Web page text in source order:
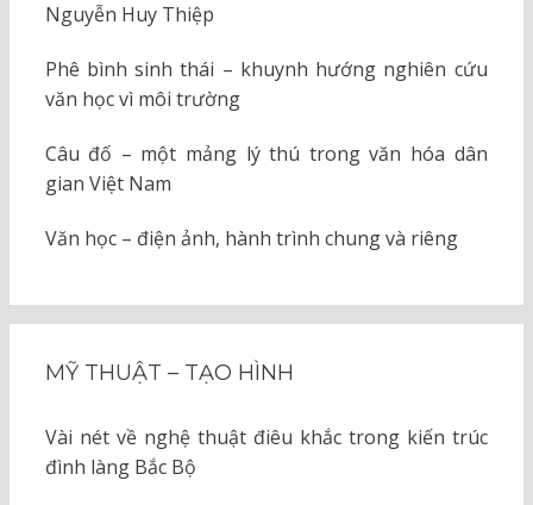
Nguyễn Huy Thiệp
Phê bình sinh thái – khuynh hướng nghiên cứu
văn học vì môi trường
Câu đố – một mảng lý thú trong văn hóa dân
gian Việt Nam
Văn học – điện ảnh, hành trình chung và riêng
MỸ THUẬT – TẠO HÌNH
Vài nét về nghệ thuật điêu khắc trong kiến trúc
đình làng Bắc Bộ